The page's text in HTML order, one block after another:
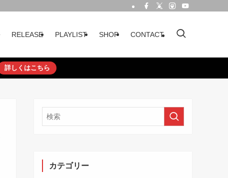
RELEASE PLAYLIST SHOP CONTACT
詳しくはこちら
カテゴリー